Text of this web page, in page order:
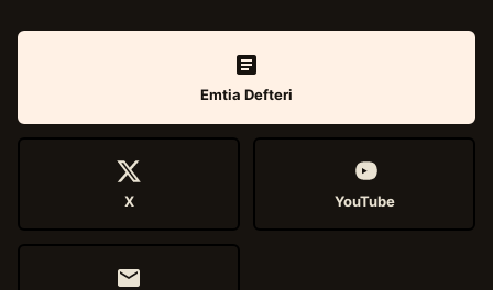
Emtia Defteri
X YouTube